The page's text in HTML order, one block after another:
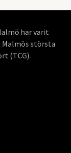
har varit
Malmös största
(TCG).